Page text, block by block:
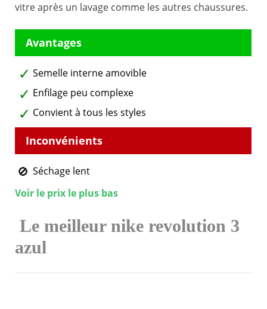
vitre après un lavage comme les autres chaussures.
Semelle interne amovible
Enfilage peu complexe
Convient à tous les styles
Séchage lent
Voir le prix le plus bas
Le meilleur nike revolution 3
azul